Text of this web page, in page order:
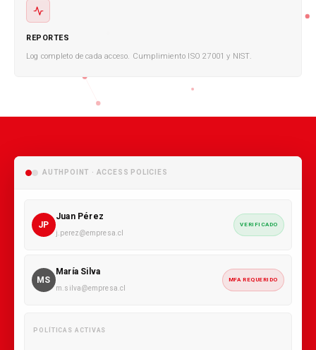
REPORTES
Log completo de cada acceso. Cumplimiento ISO 27001 y NIST.
AUTHPOINT · ACCESS POLICIES
JP
Juan Pérez
j.perez@empresa.cl
VERIFICADO
MS
María Silva
m.silva@empresa.cl
MFA REQUERIDO
POLÍTICAS ACTIVAS